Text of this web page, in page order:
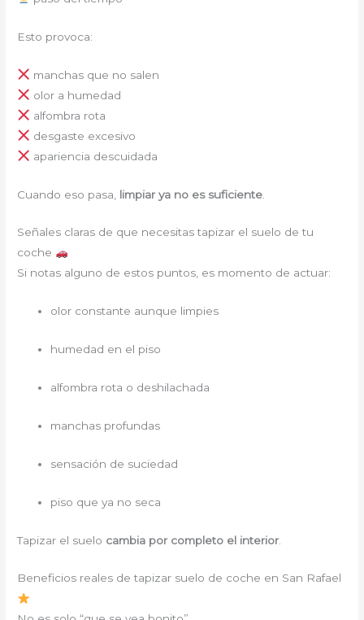
Esto provoca:
manchas que no salen
olor a humedad
alfombra rota
desgaste excesivo
apariencia descuidada
Cuando eso pasa, limpiar ya no es suficiente
Señales claras de que necesitas tapizar el suelo de tu
coche
Si notas alguno de estos puntos, es momento de actuar:
olor constante aunque limpies
humedad en el piso
alfombra rota o deshilachada
manchas profundas
sensación de suciedad
piso que ya no seca
Tapizar el suelo cambia por completo el interior.
Beneficios reales de tapizar suelo de coche en San Rafael